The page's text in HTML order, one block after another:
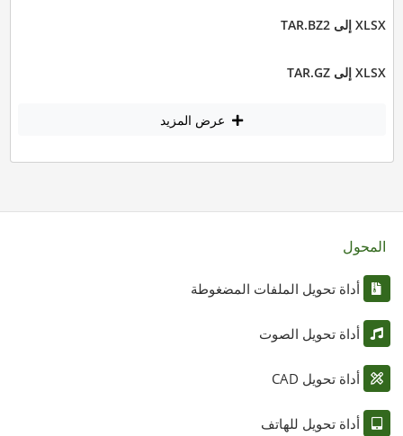
XLSX إلى TAR.BZ2
XLSX إلى TAR.GZ
عرض المزيد
المحول
أداة تحويل الملفات المضغوطة
أداة تحويل الصوت
أداة تحويل CAD
أداة تحويل للهاتف